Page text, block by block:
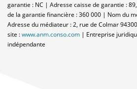
garantie : NC | Adresse caisse de garantie :
de la garantie financière : 360 000 | Nom du
Adresse du médiateur : 2, rue de Colmar
site :www.anm.conso.com | Entreprise
indépendante